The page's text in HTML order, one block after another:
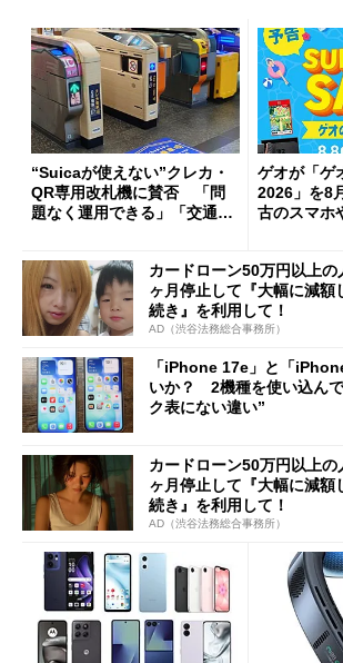
“Suicaが使えない”クレカ・
QR専用改札機に賛否 「問
題なく運用できる」「交通系I
ゲオが「ゲ
2026」を8
古のスマホ
カードローン50万円以上
ヶ月停止して『大幅に減額
続き』を利用して！
AD（渋谷法務総合事務所）
「iPhone 17e」と「
いか？ 2機種を使い込ん
ク表にない違い”
カードローン50万円以上
ヶ月停止して『大幅に減額
続き』を利用して！
AD（渋谷法務総合事務所）